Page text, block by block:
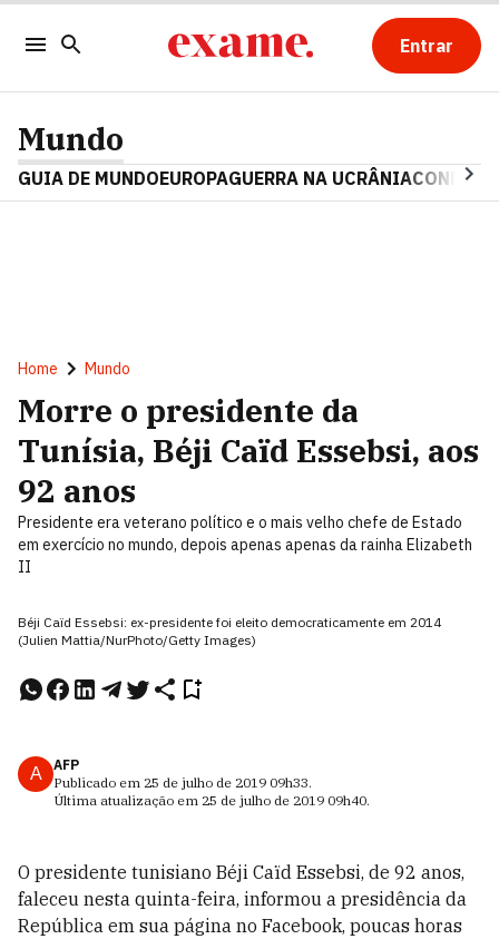
Entrar
Mundo
GUIA DE MUNDOEUROPAGUERRA NA UCRÂNIA
Home Mundo
Morre o presidente da
Tunísia, Béji Caïd Essebsi, aos
92 anos
Presidente era veterano político e o mais velho chefe de Estado
em exercício no mundo, depois apenas apenas da rainha Elizabeth
II
Béji Caïd Essebsi: ex-presidente foi eleito democraticamente em 2014
(Julien Mattia/NurPhoto/Getty Images)
A
AFP
Publicado em 25 de julho de 2019 09h33.
Última atualização em 25 de julho de 2019 09h40.
O presidente tunisiano Béji Caïd Essebsi, de 92 anos,
faleceu nesta quinta-feira, informou a presidência da
República em sua página no Facebook, poucas horas